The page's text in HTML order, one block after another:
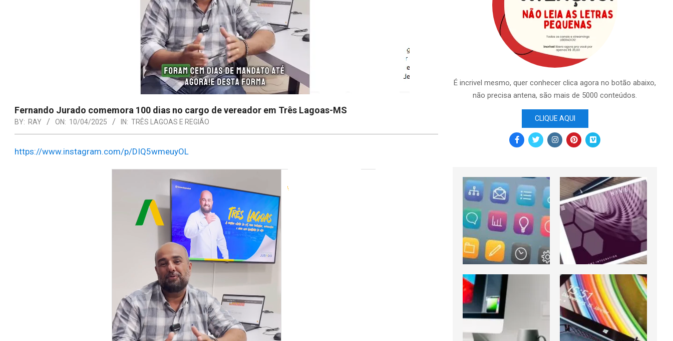
Fernando Jurado comemora 100 dias no cargo de vereador em Três Lagoas-MS
BY: RAY ON: 10/04/2025 IN: TRÊS LAGOAS E REGIÃO
https://www.instagram.com/p/DIQ5wmeuyOL
É incrivel mesmo, quer conhecer clica agora no botão abaixo,
não precisa antena, são mais de 5000 conteúdos.
CLIQUE AQUI